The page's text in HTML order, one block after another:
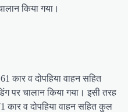
किया गया।
कार व दोपहिया वाहन सहित
पर चालान किया गया। इसी तरह
व दोपहिया वाहन सहित कुल